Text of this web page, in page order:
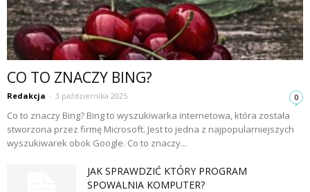
CO TO ZNACZY BING?
Redakcja - 3 października 2025 0
Co to znaczy Bing? Bing to wyszukiwarka internetowa, która została
stworzona przez firmę Microsoft. Jest to jedna z najpopularniejszych
wyszukiwarek obok Google. Co to znaczy...
JAK SPRAWDZIĆ KTÓRY PROGRAM
SPOWALNIA KOMPUTER?